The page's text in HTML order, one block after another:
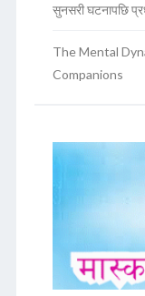
सुनसरी घटनापछि
The Mental
Companions